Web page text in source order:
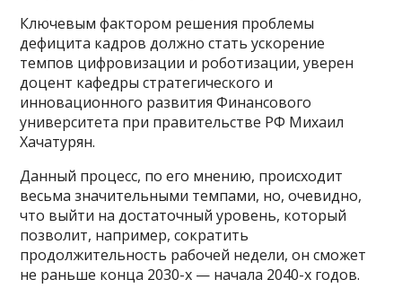
Ключевым фактором решения проблемы
дефицита кадров должно стать ускорение
темпов цифровизации и роботизации, уверен
доцент кафедры стратегического и
инновационного развития Финансового
университета при правительстве РФ Михаил
Хачатурян.
Данный процесс, по его мнению, происходит
весьма значительными темпами, но, очевидно,
что выйти на достаточный уровень, который
позволит, например, сократить
продолжительность рабочей недели, он сможет
не раньше конца 2030-х — начала 2040-х годов.